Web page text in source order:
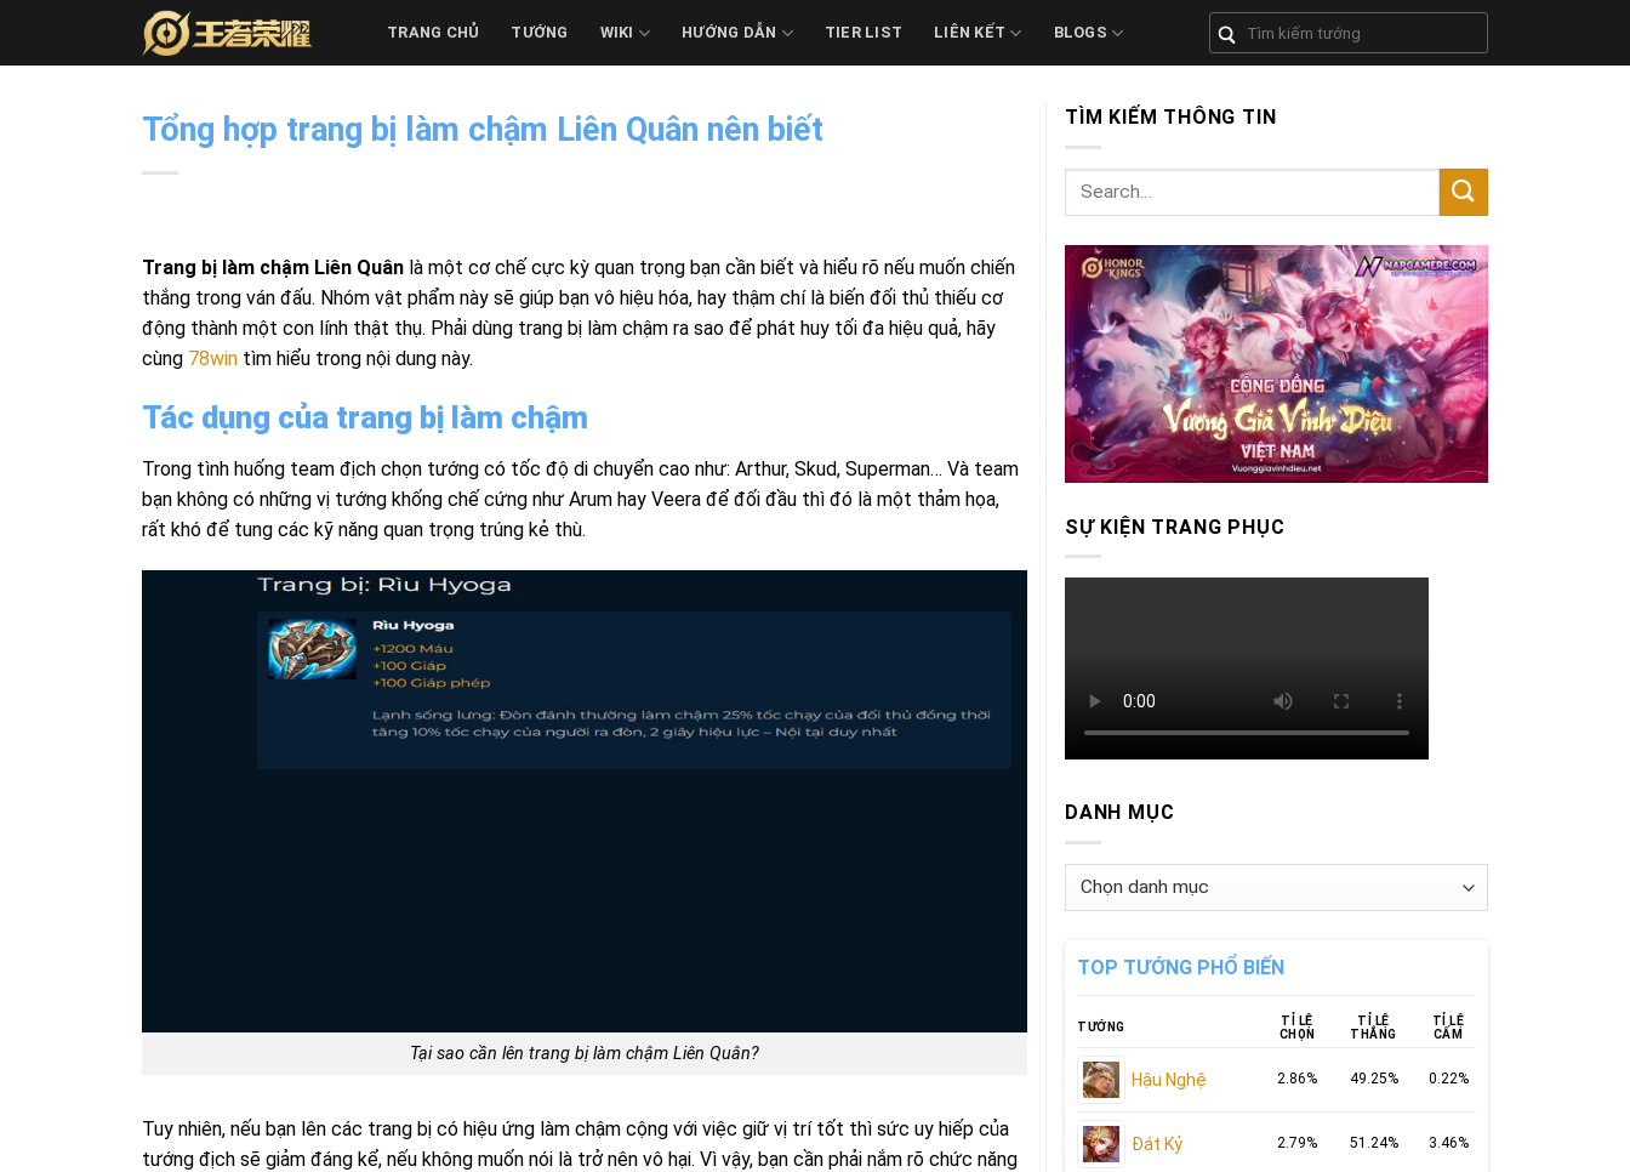
TRANG CHỦ TƯỚNG WIKI HƯỚNG DẪN TIER LIST LIÊN KẾT BLOGS
Tổng hợp trang bị làm chậm Liên Quân nên biết
Trang bị làm chậm Liên Quân là một cơ chế cực kỳ quan trọng bạn cần biết và hiểu rõ nếu muốn chiến
thắng trong ván đấu. Nhóm vật phẩm này sẽ giúp bạn vô hiệu hóa, hay thậm chí là biến đối thủ thiếu cơ
động thành một con lính thật thụ. Phải dùng trang bị làm chậm ra sao để phát huy tối đa hiệu quả, hãy
cùng 78win tìm hiểu trong nội dung này.
Tác dụng của trang bị làm chậm
Trong tình huống team địch chọn tướng có tốc độ di chuyển cao như: Arthur, Skud, Superman… Và team
bạn không có những vị tướng khống chế cứng như Arum hay Veera để đối đầu thì đó là một thảm họa,
rất khó để tung các kỹ năng quan trọng trúng kẻ thù.
Tại sao cần lên trang bị làm chậm Liên Quân?
Tuy nhiên, nếu bạn lên các trang bị có hiệu ứng làm chậm cộng với việc giữ vị trí tốt thì sức uy hiếp của
tướng địch sẽ giảm đáng kể, nếu không muốn nói là trở nên vô hại. Vì vậy, bạn cần phải nắm rõ chức năng
TÌM KIẾM THÔNG TIN
SỰ KIỆN TRANG PHỤC
DANH MỤC
Danh
TOP TƯỚNG PHỔ BIẾN
TƯỚNG
TỈ LỆ
CHỌN
TỈ LỆ
THẮNG
TỈ LỆ
CẤM
Hậu Nghệ 2.86% 49.25% 0.22%
Đát Kỷ 2.79% 51.24% 3.46%